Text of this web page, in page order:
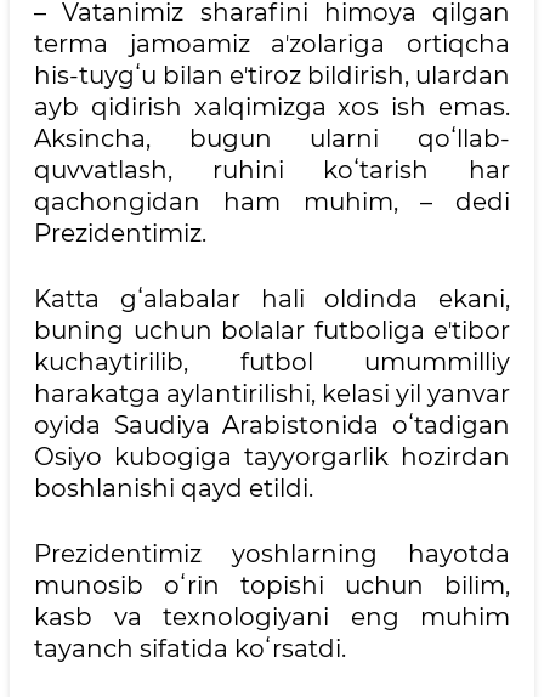
– Vatanimiz sharafini himoya qilgan
terma jamoamiz aʼzolariga ortiqcha
his-tuygʻu bilan eʼtiroz bildirish, ulardan
ayb qidirish xalqimizga xos ish emas.
Aksincha, bugun ularni qoʻllab-
quvvatlash, ruhini koʻtarish har
qachongidan ham muhim, – dedi
Prezidentimiz.
Katta gʻalabalar hali oldinda ekani,
buning uchun bolalar futboliga eʼtibor
kuchaytirilib, futbol umummilliy
harakatga aylantirilishi, kelasi yil yanvar
oyida Saudiya Arabistonida oʻtadigan
Osiyo kubogiga tayyorgarlik hozirdan
boshlanishi qayd etildi.
Prezidentimiz yoshlarning hayotda
munosib oʻrin topishi uchun bilim,
kasb va texnologiyani eng muhim
tayanch sifatida koʻrsatdi.